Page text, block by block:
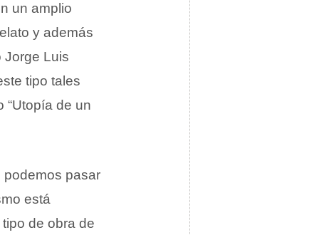
un amplio
y además
Jorge Luis
tipo tales
“Utopía de un
podemos pasar
está
de obra de